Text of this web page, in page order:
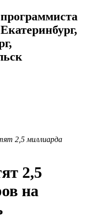
2,5 миллиарда
2,5
на